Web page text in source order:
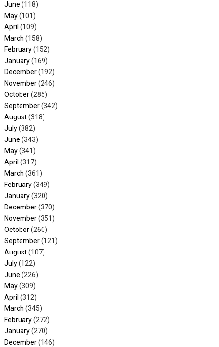
June (118)
May(101)
April (109)
March (158)
February(152)
January(169)
December(192)
November(246)
October(285)
September(342)
August(318)
July(382)
June (343)
May(341)
April (317)
March (361)
February(349)
January(320)
December(370)
November(351)
October(260)
September(121)
August(107)
July(122)
June (226)
May(309)
April (312)
March (345)
February(272)
January(270)
December(146)